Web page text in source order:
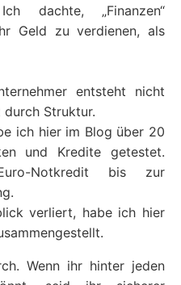
dachte, „Finanzen“
Geld zu verdienen, als
entsteht nicht
Struktur.
ich hier im Blog über 20
und Kredite getestet.
Notkredit bis zur
verliert, habe ich hier
Wenn ihr hinter jeden